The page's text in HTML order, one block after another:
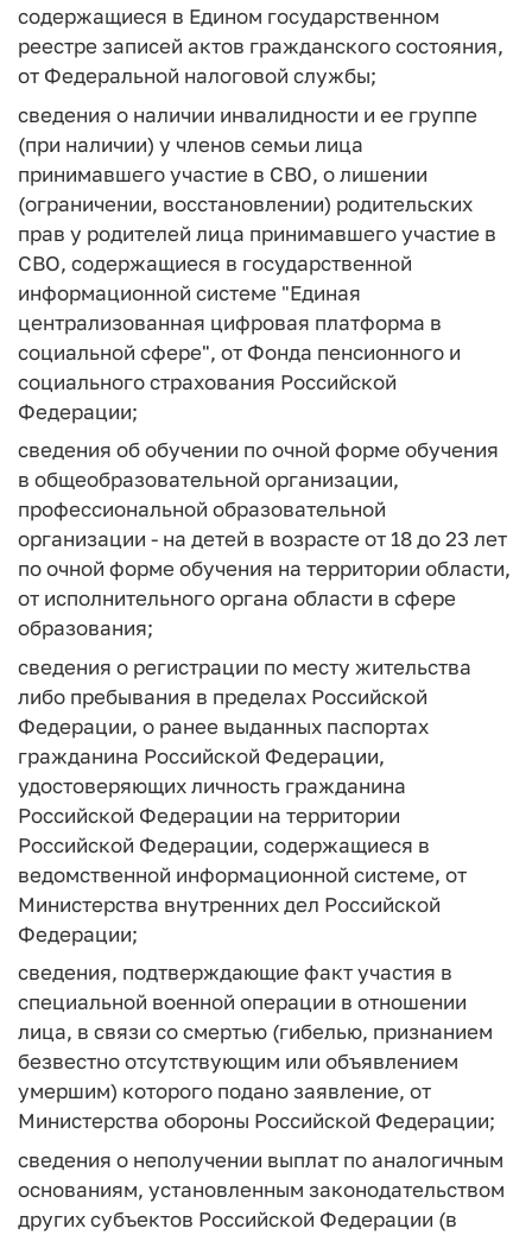
содержащиеся в Едином государственном
реестре записей актов гражданского состояния,
от Федеральной налоговой службы;
сведения о наличии инвалидности и ее группе
(при наличии) у членов семьи лица
принимавшего участие в СВО, о лишении
(ограничении, восстановлении) родительских
прав у родителей лица принимавшего участие в
СВО, содержащиеся в государственной
информационной системе "Единая
централизованная цифровая платформа в
социальной сфере", от Фонда пенсионного и
социального страхования Российской
Федерации;
сведения об обучении по очной форме обучения
в общеобразовательной организации,
профессиональной образовательной
организации - на детей в возрасте от 18 до 23 лет
по очной форме обучения на территории области,
от исполнительного органа области в сфере
образования;
сведения о регистрации по месту жительства
либо пребывания в пределах Российской
Федерации, о ранее выданных паспортах
гражданина Российской Федерации,
удостоверяющих личность гражданина
Российской Федерации на территории
Российской Федерации, содержащиеся в
ведомственной информационной системе, от
Министерства внутренних дел Российской
Федерации;
сведения, подтверждающие факт участия в
специальной военной операции в отношении
лица, в связи со смертью (гибелью, признанием
безвестно отсутствующим или объявлением
умершим) которого подано заявление, от
Министерства обороны Российской Федерации;
сведения о неполучении выплат по аналогичным
основаниям, установленным законодательством
других субъектов Российской Федерации (в